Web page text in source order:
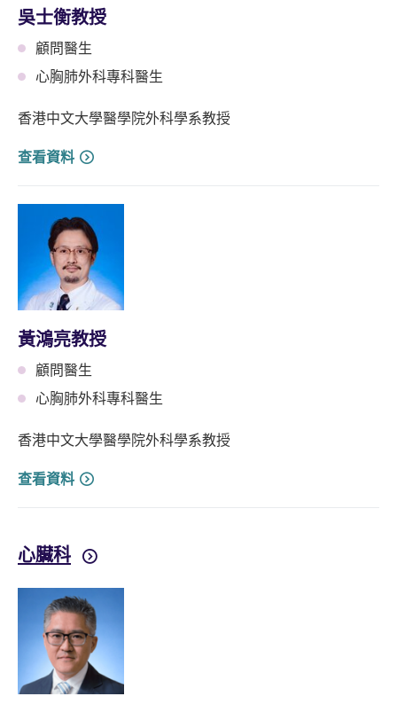
吳士衡教授
顧問醫生
心胸肺外科專科醫生
香港中文大學醫學院外科學系教授
查看資料
黃鴻亮教授
顧問醫生
心胸肺外科專科醫生
香港中文大學醫學院外科學系教授
查看資料
心臟科